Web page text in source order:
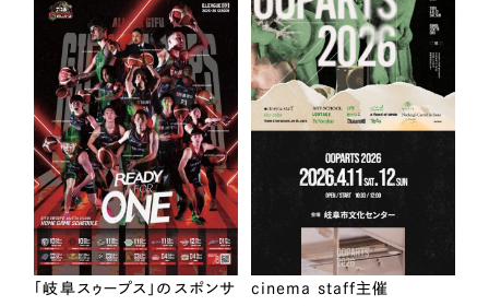
「岐阜スゥープス」のスポンサ
cinema staff主催